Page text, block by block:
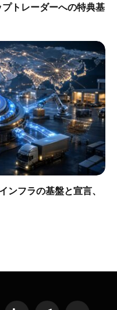
トレーダーへの特典基
フラの基盤と宣言、